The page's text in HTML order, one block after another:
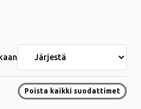
Poista kaikki suodattimet